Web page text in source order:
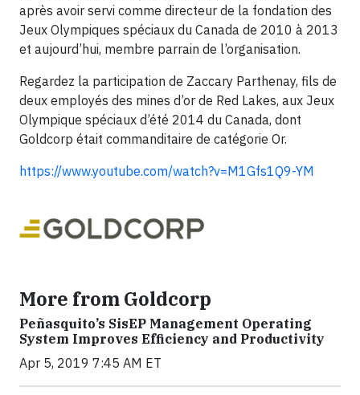
après avoir servi comme directeur de la fondation des
Jeux Olympiques spéciaux du Canada de 2010 à 2013
et aujourd’hui, membre parrain de l’organisation.
Regardez la participation de Zaccary Parthenay, fils de
deux employés des mines d’or de Red Lakes, aux Jeux
Olympique spéciaux d’été 2014 du Canada, dont
Goldcorp était commanditaire de catégorie Or.
https://www.youtube.com/watch?v=M1Gfs1Q9-YM
More from Goldcorp
Peñasquito’s SisEP Management Operating
System Improves Efficiency and Productivity
Apr 5, 2019 7:45 AM ET